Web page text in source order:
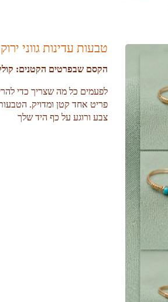
טבעות עדינות גווני ירוק
הקסם שבפרטים הקטנים:
​לפעמים כל מה שצריך כדי
פריט אחד קטן ומדויק.
צבע ורוגע על כף היד שלך